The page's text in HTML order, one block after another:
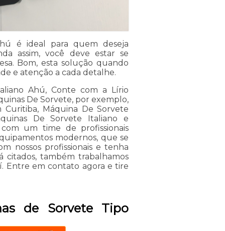
é ideal para quem deseja
assim, você deve estar se
Bom, esta solução quando
e atenção a cada detalhe.
Ahú, Conte com a Lírio
De Sorvete, por exemplo,
Curitiba, Máquina De Sorvete
De Sorvete Italiano e
um time de profissionais
modernos, que se
nossos profissionais e tenha
citados, também trabalhamos
Entre em contato agora e tire
de Sorvete Tipo